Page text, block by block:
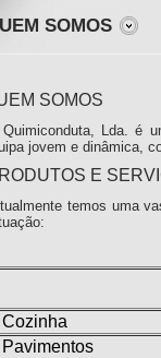
SOMOS
SOMOS
Lda. é
jovem e dinâmica,
E
temos uma